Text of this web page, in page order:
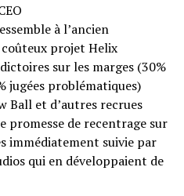
à l’ancien
projet Helix
sur les marges (30%
jugées problématiques)
Ball et d’autres recrues
promesse de recentrage sur
immédiatement suivie par
qui en développaient de